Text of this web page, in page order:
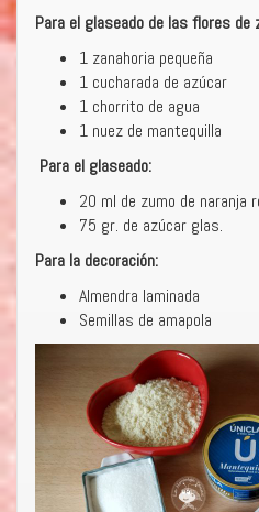
Para el glaseado de las flores de
1 zanahoria pequeña
1 cucharada de azúcar
1 chorrito de agua
1 nuez de mantequilla
Para el glaseado:
20 ml de zumo de naranja
75 gr. de azúcar glas.
Para la decoración:
Almendra laminada
Semillas de amapola